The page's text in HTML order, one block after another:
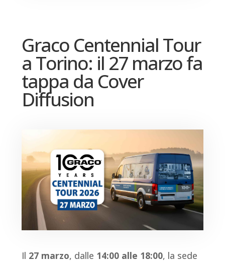
Graco Centennial Tour
a Torino: il 27 marzo fa
tappa da Cover
Diffusion
Il 27 marzo, dalle 14:00 alle 18:00, la sede